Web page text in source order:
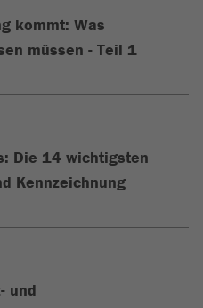
kommt: Was
müssen - Teil 1
Die 14 wichtigsten
Kennzeichnung
und